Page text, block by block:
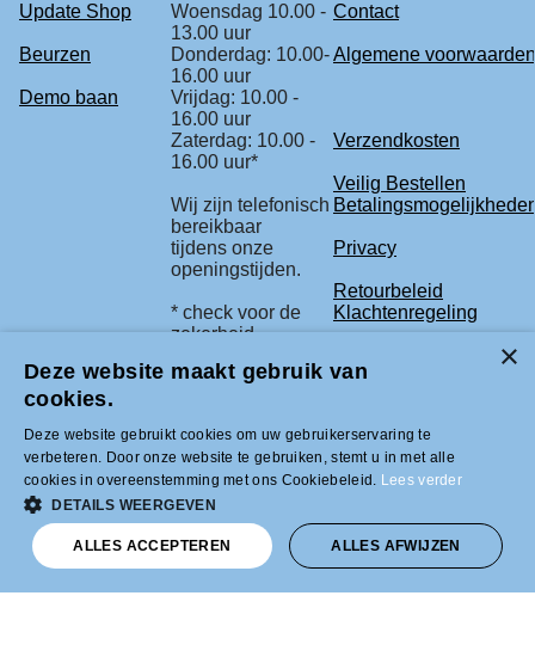
Update Shop
Woensdag 10.00 -
13.00 uur
Contact
Beurzen
Donderdag: 10.00-
16.00 uur
Algemene voorwaarden
Demo baan
Vrijdag: 10.00 -
16.00 uur
Zaterdag: 10.00 -
16.00 uur*
Verzendkosten
Veilig Bestellen
Wij zijn telefonisch
bereikbaar
tijdens onze
openingstijden.
Privacy
Retourbeleid
* check voor de
zekerheid
Klachtenregeling
agenda.
Tel +31 (0)33-2996333 |
info@modelbouwled.nl | BTW nummer
NL001954275B26 | KVK nummer
31043946 | IBAN nummer NL59INGB
0007617629
Deze website maakt gebruik van
cookies.
Deze website gebruikt cookies om uw gebruikerservaring te
verbeteren. Door onze website te gebruiken, stemt u in met alle
cookies in overeenstemming met ons Cookiebeleid. Lees verder
DETAILS WEERGEVEN
ALLES ACCEPTEREN ALLES AFWIJZEN